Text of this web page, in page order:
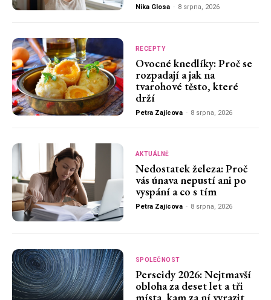
Nika Glosa - 8 srpna, 2026
RECEPTY
Ovocné knedlíky: Proč se
rozpadají a jak na
tvarohové těsto, které
drží
Petra Zajícova - 8 srpna, 2026
AKTUÁLNĚ
Nedostatek železa: Proč
vás únava nepustí ani po
vyspání a co s tím
Petra Zajícova - 8 srpna, 2026
SPOLEČNOST
Perseidy 2026: Nejtmavší
obloha za deset let a tři